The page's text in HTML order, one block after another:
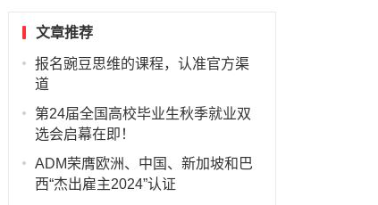
文章推荐
报名豌豆思维的课程，认准官方渠
道
第24届全国高校毕业生秋季就业双
选会启幕在即！
ADM荣膺欧洲、中国、新加坡和巴
西“杰出雇主2024”认证